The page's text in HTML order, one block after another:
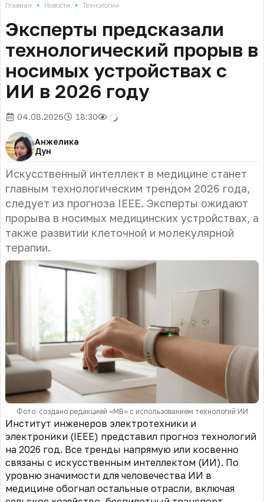
Главная • Новости • Технологии
Эксперты предсказали
технологический прорыв в
носимых устройствах с
ИИ в 2026 году
04.08.2026 18:30
Анжелика
Дун
Искусственный интеллект в медицине станет
главным технологическим трендом 2026 года,
следует из прогноза IEEE. Эксперты ожидают
прорыва в носимых медицинских устройствах, а
также развитии клеточной и молекулярной
терапии.
Фото: создано редакцией «МВ» с использованием технологий ИИ
Институт инженеров электротехники и
электроники (IEEE) представил прогноз технологий
на 2026 год. Все тренды напрямую или косвенно
связаны с искусственным интеллектом (ИИ). По
уровню значимости для человечества ИИ в
медицине обогнал остальные отрасли, включая